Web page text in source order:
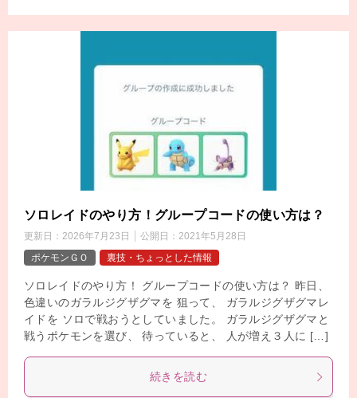
ソロレイドのやり方！グループコードの使い方は？
更新日： 2026年7月23日 公開日： 2021年5月28日
ポケモンＧＯ
裏技・ちょっとした情報
ソロレイドのやり方！ グループコードの使い方は？ 昨日、
色違いのガラルジグザグマを 狙って、 ガラルジグザグマレ
イドを ソロで戦おうとしていました。 ガラルジグザグマと
戦うポケモンを選び、 待っていると、 人が増え３人に […]
続きを読む